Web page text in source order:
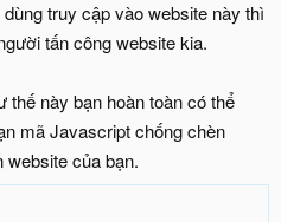
truy cập vào website này thì
tấn công website kia.
này bạn hoàn toàn có thể
mã Javascript chống chèn
của bạn.